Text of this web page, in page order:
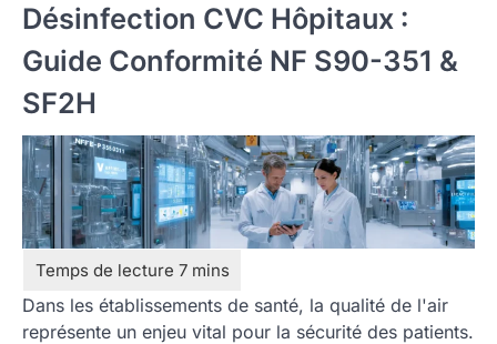
Désinfection CVC Hôpitaux :
Guide Conformité NF S90-351 &
SF2H
Dans les établissements de santé, la qualité de l'air
représente un enjeu vital pour la sécurité des patients.